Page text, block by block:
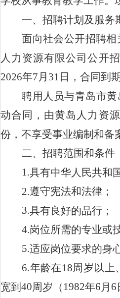
一、招聘计划 及服务
面向社会公开招聘相
人力资源有限公司公开
2026年7月 31 日 ，合同到
聘用 人员与青岛市
动合同，由黄岛人力资
份，不享受事业编制和备
二、招聘范围和条件
1.具有中华人民共和
2.遵守宪法和法律；
3.具有良好的品行；
4.岗位所需的专业或
5.适应岗位要求的身
6.年龄在18周岁以上
宽到 40周岁（ 1982年6月 6